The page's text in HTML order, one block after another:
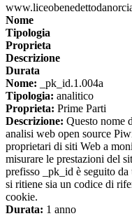
Nome
Tipologia
Proprieta
Descrizione
Durata
Nome: _pk_id.1.004a
Tipologia: analitico
Proprieta: Prime Parti
Descrizione: Questo nome
analisi web open source
proprietari di siti Web a
misurare le prestazioni del
prefisso _pk_id è seguito
si ritiene sia un codice di
cookie.
Durata: 1 anno